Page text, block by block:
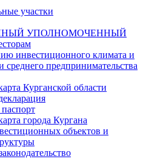
участки
УПОЛНОМОЧЕННЫЙ
инвестиционного климата и
среднего предпринимательства
Курганской области
города Кургана
объектов и